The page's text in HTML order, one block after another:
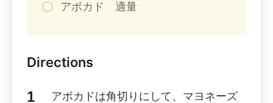
アボカド 適量
Directions
アボカドは角切りにして、マヨネーズ